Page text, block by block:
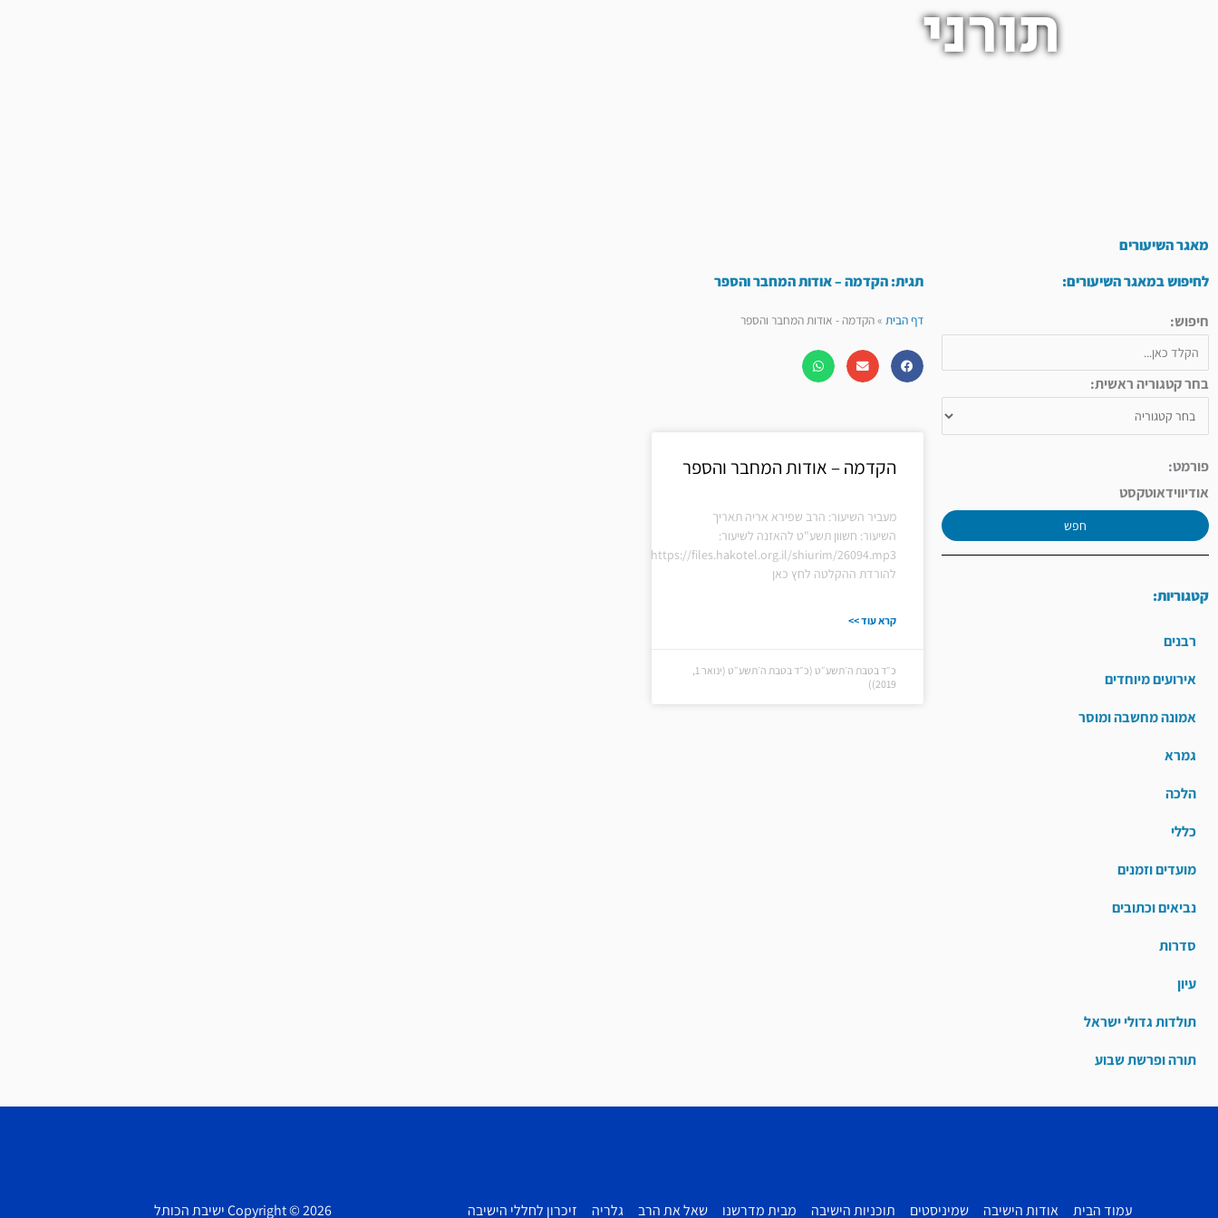
תורני
מאגר השיעורים
לחיפוש במאגר השיעורים:
חיפוש:
בחר קטגוריה ראשית:
פורמט:
אודיווידאוטקסט
חפש
קטגוריות:
רבנים
אירועים מיוחדים
אמונה מחשבה ומוסר
גמרא
הלכה
כללי
מועדים וזמנים
נביאים וכתובים
סדרות
עיון
תולדות גדולי ישראל
תורה ופרשת שבוע
תגית: הקדמה – אודות המחבר והספר
דף הבית»הקדמה - אודות המחבר והספר
הקדמה – אודות המחבר והספר
מעביר השיעור: הרב שפירא אריה תאריך
השיעור: חשוון תשע"ט להאזנה לשיעור:
https://files.hakotel.org.il/shiurim/26094.mp3
להורדת ההקלטה לחץ כאן
קרא עוד >>
כ״ד בטבת ה׳תשע״ט (כ״ד בטבת ה׳תשע״ט (ינואר 1,
2019))
עמוד הבית אודות הישיבה שמיניסטים תוכניות הישיבה מבית מדרשנו שאל את הרב גלריה זיכרון לחללי הישיבה Copyright © 2026 ישיבת הכותל